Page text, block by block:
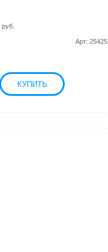
руб.
Арт: 25425